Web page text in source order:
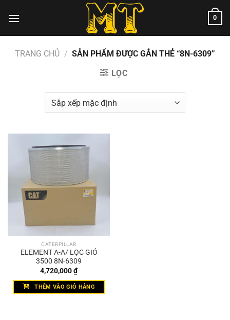
đến
0
TRANG CHỦ / SẢN PHẨM ĐƯỢC GẮN THẺ “8N-6309”
LỌC
CATERPILLAR
ELEMENT A-A/ LỌC GIÓ
3500 8N-6309
4,720,000₫
THÊM VÀO GIỎ HÀNG